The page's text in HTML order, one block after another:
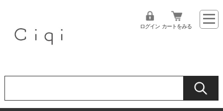
ログイン カートをみる